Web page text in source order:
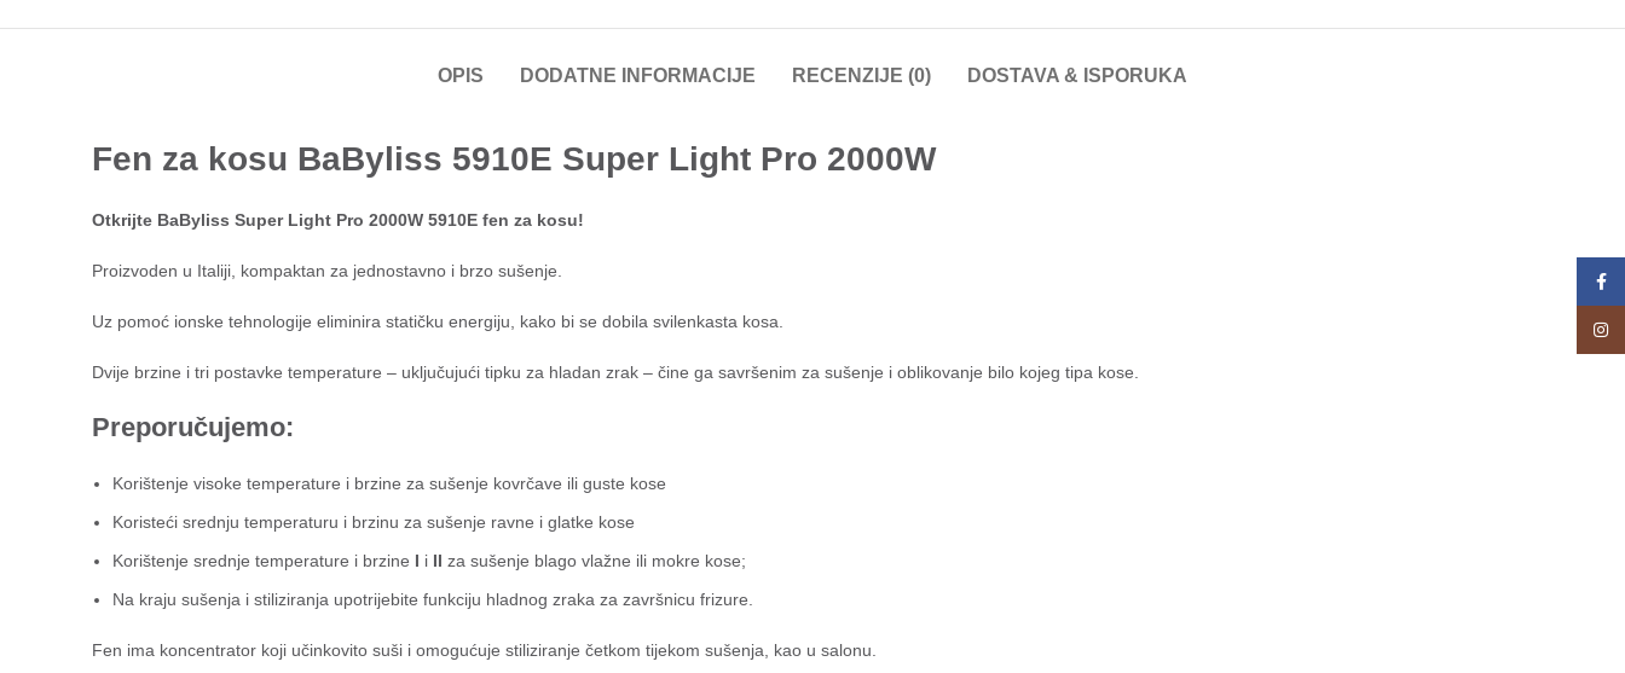
OPIS DODATNE INFORMACIJE RECENZIJE (0) DOSTAVA & ISPORUKA
Fen za kosu BaByliss 5910E Super Light Pro 2000W
Otkrijte BaByliss Super Light Pro 2000W 5910E fen za kosu!
Proizvoden u Italiji, kompaktan za jednostavno i brzo sušenje.
Uz pomoć ionske tehnologije eliminira statičku energiju, kako bi se dobila svilenkasta kosa.
Dvije brzine i tri postavke temperature – uključujući tipku za hladan zrak – čine ga savršenim za sušenje i oblikovanje bilo kojeg tipa kose.
Preporučujemo:
Korištenje visoke temperature i brzine za sušenje kovrčave ili guste kose
Koristeći srednju temperaturu i brzinu za sušenje ravne i glatke kose
Korištenje srednje temperature i brzine I i II za sušenje blago vlažne ili mokre kose;
Na kraju sušenja i stiliziranja upotrijebite funkciju hladnog zraka za završnicu frizure.
Fen ima koncentrator koji učinkovito suši i omogućuje stiliziranje četkom tijekom sušenja, kao u salonu.